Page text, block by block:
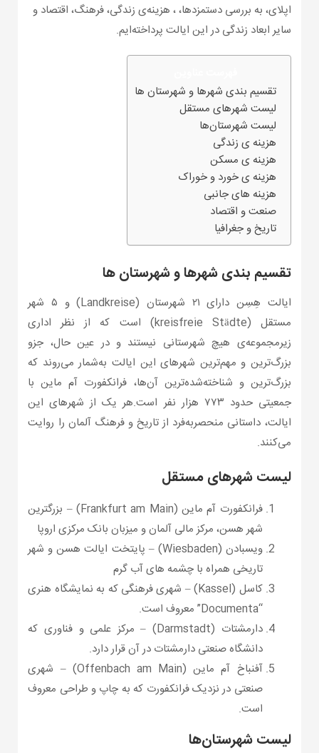
اپلای، به بررسی دستمزدها، ، هزینه‌ی زندگی، فرهنگ، اقتصاد و
سایر ابعاد زندگی در این ایالت پرداخته‌ایم.
تقسیم بندی شهرها و شهرستان ها
لیست شهرهای مستقل
لیست شهرستان‌ها
هزینه ی زندگی
هزینه ی مسکن
هزینه ی خورد و خوراک
هزینه های جانبی
صنعت و اقتصاد
تاریخ و جغرافیا
تقسیم بندی شهرها و شهرستان ها
ایالت هِسِن دارای ۲۱ شهرستان (Landkreise) و ۵ شهر
مستقل (kreisfreie Städte) است که از نظر اداری
زیرمجموعه‌ی هیچ شهرستانی نیستند و در عین حال، جزو
بزرگ‌ترین و مهم‌ترین شهرهای این ایالت به‌شمار می‌روند که
بزرگ‌ترین و شناخته‌شده‌ترین آن‌ها، فرانکفورت آم ماین با
جمعیتی حدود ۷۷۳ هزار نفر است.هر یک از شهرهای این
ایالت، داستانی منحصربه‌فرد از تاریخ و فرهنگ آلمان را روایت
می‌کنند.
لیست شهرهای مستقل
فرانکفورت آم ماین (Frankfurt am Main) – بزرگترین
شهر هسن، مرکز مالی آلمان و میزبان بانک مرکزی اروپا
ویسبادن (Wiesbaden) – پایتخت ایالت هسن و شهر
تاریخی همراه با چشمه های آب گرم
کاسل (Kassel) – شهری فرهنگی که به نمایشگاه هنری
“Documenta” معروف است.
دارمشتات (Darmstadt) – مرکز علمی و فناوری که
دانشگاه صنعتی دارمشتات در آن قرار دارد.
آفنباخ آم ماین (Offenbach am Main) – شهری
صنعتی در نزدیک فرانکفورت که به چاپ و طراحی معروف
است.
لیست شهرستان‌ها